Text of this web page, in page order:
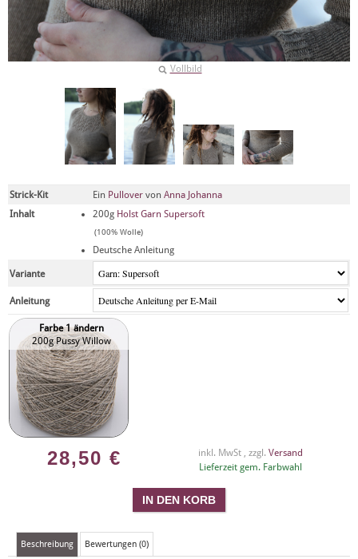
Vollbild
Strick-Kit Ein Pullover von Anna Johanna
Inhalt
200g Holst Garn Supersoft
(100% Wolle)
Deutsche Anleitung
Variante
Anleitung
Farbe 1 ändern
200g Pussy Willow
28,50 € inkl. MwSt , zzgl. Versand
Lieferzeit gem. Farbwahl
Beschreibung Bewertungen (0)